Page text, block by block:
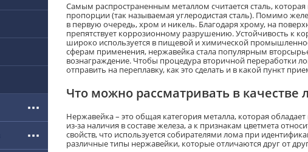
Самым распространенным металлом считается сталь,
пропорции (так называемая углеродистая сталь). Помимо
в первую очередь, хром и никель. Благодаря хрому, на
препятствует коррозионному разрушению. Устойчивость к
широко используется в пищевой и химической
сферам применения, нержавейка стала популярным
вознаграждение. Чтобы процедура вторичной переработки
отправить на переплавку, как это сделать и в какой пункт
Что можно рассматривать в
Нержавейка – это общая категория металла, которая
из-за наличия в составе железа, а к признакам цветмета
свойств, что используется собирателями лома при
различные типы нержавейки, которые отличаются друг от